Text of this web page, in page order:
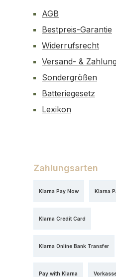
AGB
Bestpreis-Garantie
Widerrufsrecht
Versand- &
Sondergrößen
Batteriegesetz
Lexikon
Zahlungsarten
Klarna Pay Now Klarna
Klarna Credit Card
Klarna Online Bank Transfer
Pay with Klarna